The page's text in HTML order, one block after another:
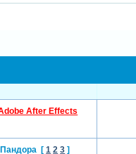
After Effects
Пандора [ 1 2 3 ]